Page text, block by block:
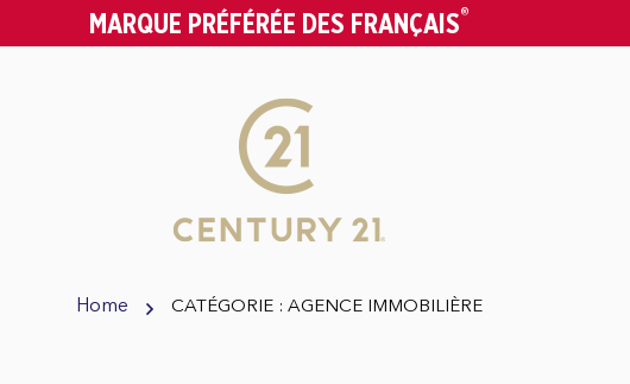
MARQUE PRÉFÉRÉE DES FRANÇAIS®
Home CATÉGORIE : AGENCE IMMOBILIÈRE